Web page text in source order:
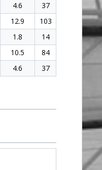
4.6
37
12.9
103
1.8
14
10.5
84
4.6 37